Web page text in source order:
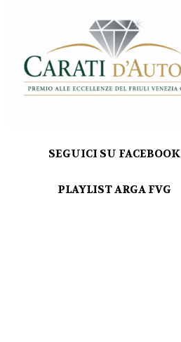
SEGUICI SU FACEBOOK
PLAYLIST ARGA FVG